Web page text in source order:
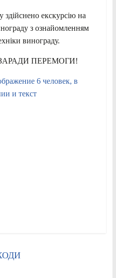
екскурсію на
з ознайомленням
винограду.
ПЕРЕМОГИ!